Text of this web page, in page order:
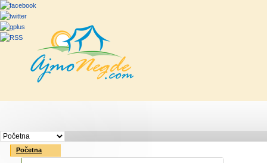
Početna